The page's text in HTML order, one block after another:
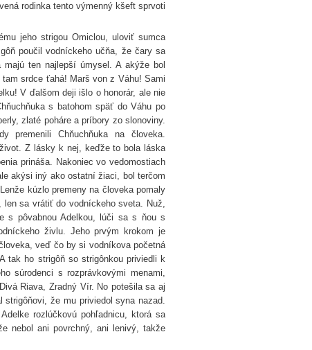
rodinka tento výmenný kšeft sprvoti
jeho strigou Omiclou, uloviť sumca
poučil vodníckeho učňa, že čary sa
ten najlepší úmysel. A akýže bol
srdce ťahá! Marš von z Váhu! Sami
V ďalšom deji išlo o honorár, ale nie
s batohom späť do Váhu po
zlaté poháre a príbory zo slonoviny.
premenili Chňuchňuka na človeka.
Z lásky k nej, keďže to bola láska
prináša. Nakoniec vo vedomostiach
akýsi iný ako ostatní žiaci, bol terčom
kúzlo premeny na človeka pomaly
len sa vrátiť do vodníckeho sveta. Nuž,
s pôvabnou Adelkou, lúči sa s ňou s
živlu. Jeho prvým krokom je
veď čo by si vodníkova početná
tak ho strigôň so strigônkou priviedli k
súrodenci s rozprávkovými menami,
Riava, Zradný Vír. No potešila sa aj
že mu priviedol syna nazad.
rozlúčkovú pohľadnicu, ktorá sa
nebol ani povrchný, ani lenivý, takže